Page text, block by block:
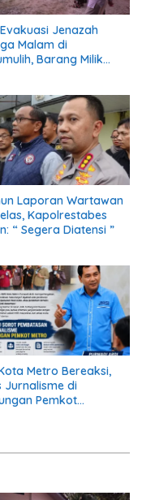
Jenazah
Malam di
Barang Milik
Laporan Wartawan
Kapolrestabes
“ Segera Diatensi ”
Metro Bereaksi,
Jurnalisme di
Pemkot